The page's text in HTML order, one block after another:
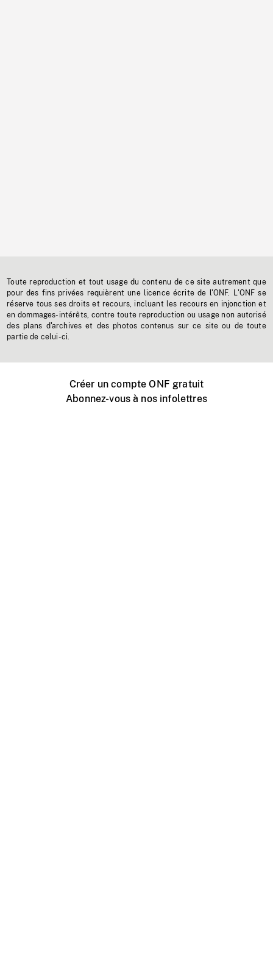
Toute reproduction et tout usage du contenu de ce site autrement que
pour des fins privées requièrent une licence écrite de l'ONF. L'ONF se
réserve tous ses droits et recours, incluant les recours en injonction et
en dommages-intérêts, contre toute reproduction ou usage non autorisé
des plans d'archives et des photos contenus sur ce site ou de toute
partie de celui-ci.
Créer un compte ONF gratuit
Abonnez-vous à nos infolettres